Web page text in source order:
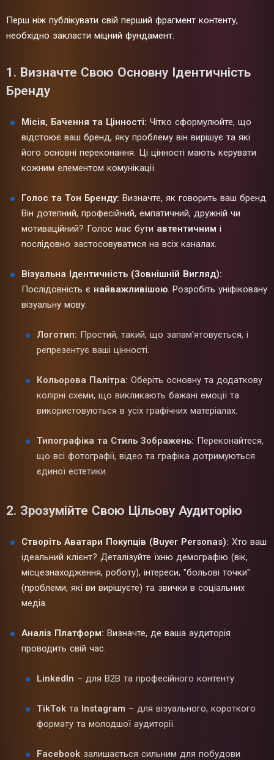
Перш ніж публікувати свій перший фрагмент контенту,
необхідно закласти міцний фундамент.
1. Визначте Свою Основну Ідентичність
Бренду
Місія, Бачення та Цінності: Чітко сформулюйте, що
відстоює ваш бренд, яку проблему він вирішує та які
його основні переконання. Ці цінності мають керувати
кожним елементом комунікації.
Голос та Тон Бренду: Визначте, як говорить ваш бренд.
Він дотепний, професійний, емпатичний, дружній чи
мотиваційний? Голос має бути автентичним і
послідовно застосовуватися на всіх каналах.
Візуальна Ідентичність (Зовнішній Вигляд):
Послідовність є найважливішою. Розробіть уніфіковану
візуальну мову:
Логотип: Простий, такий, що запам'ятовується, і
репрезентує ваші цінності.
Кольорова Палітра: Оберіть основну та додаткову
колірні схеми, що викликають бажані емоції та
використовуються в усіх графічних матеріалах.
Типографіка та Стиль Зображень: Переконайтеся,
що всі фотографії, відео та графіка дотримуються
єдиної естетики.
2. Зрозумійте Свою Цільову Аудиторію
Створіть Аватари Покупців (Buyer Personas): Хто ваш
ідеальний клієнт? Деталізуйте їхню демографію (вік,
місцезнаходження, роботу), інтереси, "больові точки"
(проблеми, які ви вирішуєте) та звички в соціальних
медіа.
Аналіз Платформ: Визначте, де ваша аудиторія
проводить свій час.
LinkedIn – для B2B та професійного контенту.
TikTok та Instagram – для візуального, короткого
формату та молодшої аудиторії.
Facebook залишається сильним для побудови